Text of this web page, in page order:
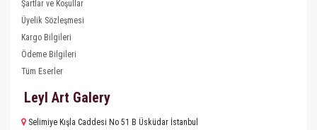
Şartlar ve Koşullar
Üyelik Sözleşmesi
Kargo Bilgileri
Ödeme Bilgileri
Tüm Eserler
Leyl Art Galery
Selimiye Kışla Caddesi No 51 B Üsküdar İstanbul